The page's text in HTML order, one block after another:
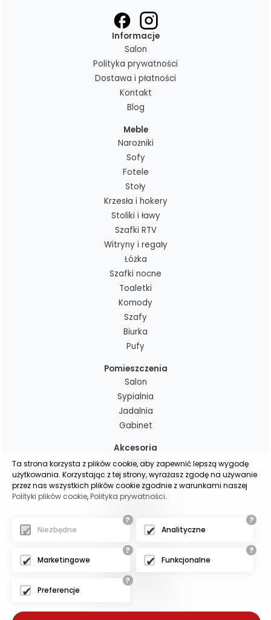
Informacje
Salon
Polityka prywatności
Dostawa i płatności
Kontakt
Blog
Meble
Narożniki
Sofy
Fotele
Stoły
Krzesła i hokery
Stoliki i ławy
Szafki RTV
Witryny i regały
Łóżka
Szafki nocne
Toaletki
Komody
Szafy
Biurka
Pufy
Pomieszczenia
Salon
Sypialnia
Jadalnia
Gabinet
Akcesoria
Lustra
Dekoracje
Poduchy i pledy
Lampy
Zasłony gotowe
Zasłony na wymiar
(c)2025 -
oscarmeble.pl
Projekt i wykonanie:
Ta strona korzysta z plików cookie, aby zapewnić lepszą wygodę
użytkowania. Korzystając z tej strony, wyrażasz zgodę na używanie
przez nas wszystkich plików cookie zgodnie z warunkami naszej
Polityki plików cookie,Polityka prywatności.
?
Niezbędne
?
Analityczne
?
Marketingowe
?
Funkcjonalne
?
Preferencje